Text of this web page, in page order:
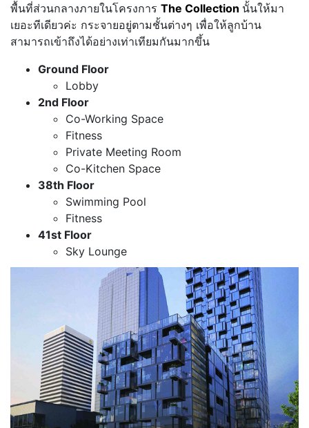
พื้นที่ส่วนกลางภายในโครงการ The Collection นั้นให้มา
เยอะทีเดียวค่ะ กระจายอยู่ตามชั้นต่างๆ เพื่อให้ลูกบ้าน
สามารถเข้าถึงได้อย่างเท่าเทียมกันมากขึ้น
Ground Floor
Lobby
2nd Floor
Co-Working Space
Fitness
Private Meeting Room
Co-Kitchen Space
38th Floor
Swimming Pool
Fitness
41st Floor
Sky Lounge